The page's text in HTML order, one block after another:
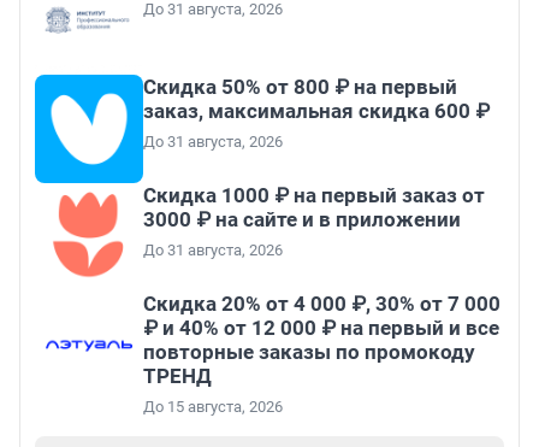
До 31 августа, 2026
Скидка 50% от 800 ₽ на первый
заказ, максимальная скидка 600 ₽
До 31 августа, 2026
Скидка 1000 ₽ на первый заказ от
3000 ₽ на сайте и в приложении
До 31 августа, 2026
Скидка 20% от 4 000 ₽, 30% от 7 000
₽ и 40% от 12 000 ₽ на первый и все
повторные заказы по промокоду
ТРЕНД
До 15 августа, 2026